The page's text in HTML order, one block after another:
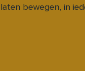
laten bewegen, in